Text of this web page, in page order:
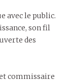
avec le public.
son fil
des
commissaire